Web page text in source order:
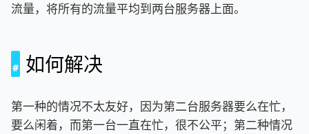
流量，将所有的流量平均到两台服务器上面。
如何解决
第一种的情况不太友好，因为第二台服务器要么在忙，
要么闲着，而第一台一直在忙，很不公平；第二种情况